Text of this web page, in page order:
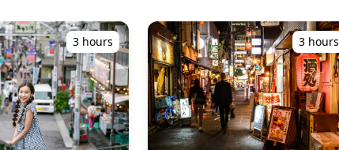
transportasi umum
alas kaki yang nyaman
ini akan menampung maksimal 7 wisatawan
3 hours 3 hours